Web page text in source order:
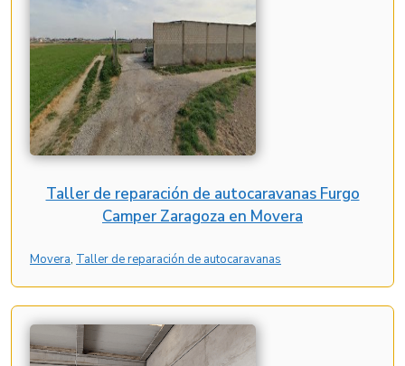
Taller de reparación de autocaravanas Furgo
Camper Zaragoza en Movera
Movera, Taller de reparación de autocaravanas